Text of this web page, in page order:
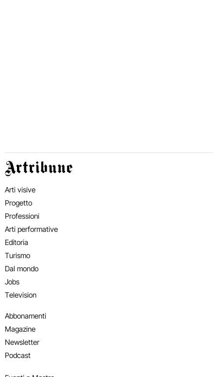
Artribune
Arti visive
Progetto
Professioni
Arti performative
Editoria
Turismo
Dal mondo
Jobs
Television
Abbonamenti
Magazine
Newsletter
Podcast